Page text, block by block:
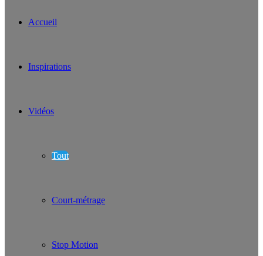
Accueil
Inspirations
Vidéos
Tout
Court-métrage
Stop Motion